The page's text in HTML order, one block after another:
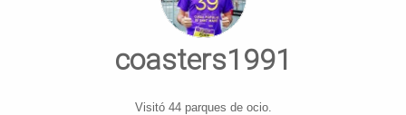
coasters1991
Visitó 44 parques de ocio.